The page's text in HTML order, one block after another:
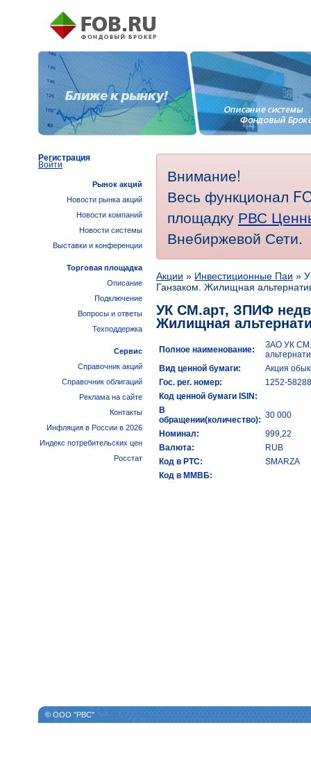
Внимание!
Весь функционал
площадку РВС
Внебиржевой Сети.
Акции » Инвестиционные Паи »
Ганзаком. Жилищная
УК СМ.арт, ЗПИФ
Жилищная
Полное наименование:
ЗАО УК
Вид ценной бумаги:
Акция
Гос. рег. номер:
1252-
Код ценной бумаги ISIN:
В
обращении(количество): 30 000
Номинал:
999,22
Валюта:
RUB
Код в РТС:
SMARZA
Код в ММВБ:
Регистрация
Войти
Рынок акций
Новости рынка акций
Новости компаний
Новости системы
Выставки и конференции
Торговая площадка
Описание
Подключение
Вопросы и ответы
Техподдержка
Сервис
Справочник акций
Справочник облигаций
Реклама на сайте
Контакты
Инфляция в России в 2026
Индекс потребительских цен
Росстат
© ООО "РВС"